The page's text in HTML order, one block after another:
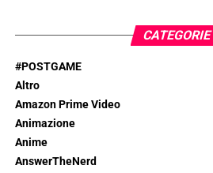
CATEGORIE
#POSTGAME
Altro
Amazon Prime Video
Animazione
Anime
AnswerTheNerd